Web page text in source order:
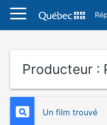
Producteur :
Un film trouvé